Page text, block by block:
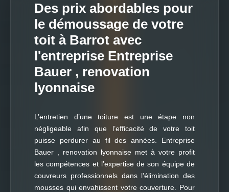
Des prix abordables pour
le démoussage de votre
toit à Barrot avec
l'entreprise Entreprise
Bauer , renovation
lyonnaise
L’entretien d’une toiture est une étape non
négligeable afin que l’efficacité de votre toit
puisse perdurer au fil des années. Entreprise
Bauer , renovation lyonnaise met à votre profit
les compétences et l’expertise de son équipe de
couvreurs professionnels dans l’élimination des
mousses qui envahissent votre couverture. Pour